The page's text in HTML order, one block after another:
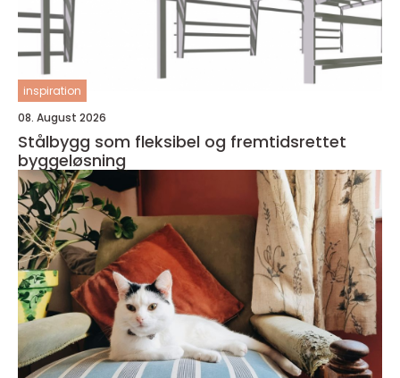
inspiration
08. August 2026
Stålbygg som fleksibel og fremtidsrettet
byggeløsning